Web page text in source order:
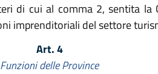
di cui al comma 2, sentita
imprenditoriali del settore
Art. 4
Funzioni delle Province